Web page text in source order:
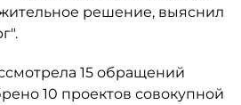
решение, выяснил
15 обращений
10 проектов совокупной